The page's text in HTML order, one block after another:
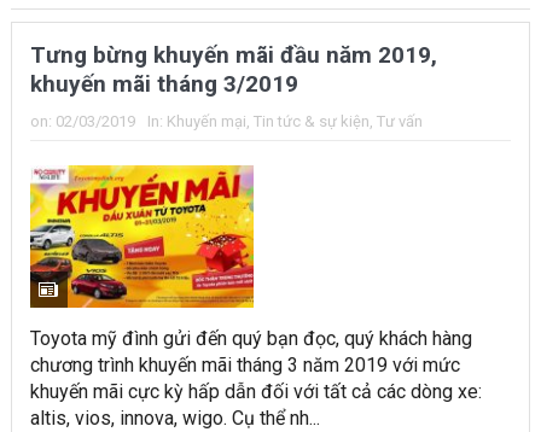
So sánh Toyota Veloz Cross và Toyota Innova: Nên chọn xe
nào?
Đánh giá tổng quan về xe Toyota Veloz Cross 2022 HOT
Những dòng xe của Toyota đang chiếm lĩnh tại thị trường
Việt Nam?
Toyota Việt Nam chính thức ra mắt Toyota Fortuner 2022 và
Land cruiser 2022 phiên bản mới
Toyota Raize phân khúc SUV cỡ nhỏ mới hứa hẹn nhiều đột
phá
Tưng bừng khuyến mãi đầu năm 2019,
khuyến mãi tháng 3/2019
on: 02/03/2019 In: Khuyến mại Tin tức & sự kiện Tư vấn
Toyota mỹ đình gửi đến quý bạn đọc, quý khách hàng
chương trình khuyến mãi tháng 3 năm 2019 với mức
khuyến mãi cực kỳ hấp dẫn đối với tất cả các dòng xe:
altis, vios, innova, wigo. Cụ thể nh...